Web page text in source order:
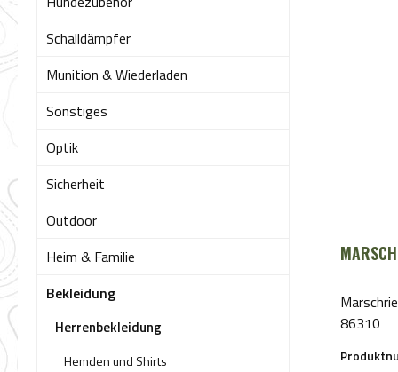
Schalldämpfer
Munition & Wiederladen
Sonstiges
Optik
Sicherheit
Outdoor
Heim & Familie
Bekleidung
Herrenbekleidung
Hemden und Shirts
86310